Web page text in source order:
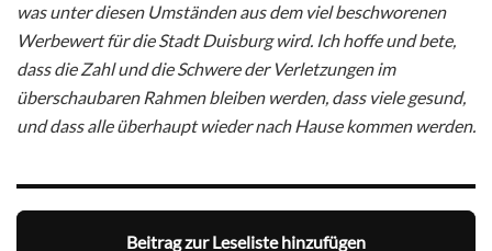
was unter diesen Umständen aus dem viel beschworenen
Werbewert für die Stadt Duisburg wird. Ich hoffe und bete,
dass die Zahl und die Schwere der Verletzungen im
überschaubaren Rahmen bleiben werden, dass viele gesund,
und dass alle überhaupt wieder nach Hause kommen werden.
Beitrag zur Leseliste hinzufügen